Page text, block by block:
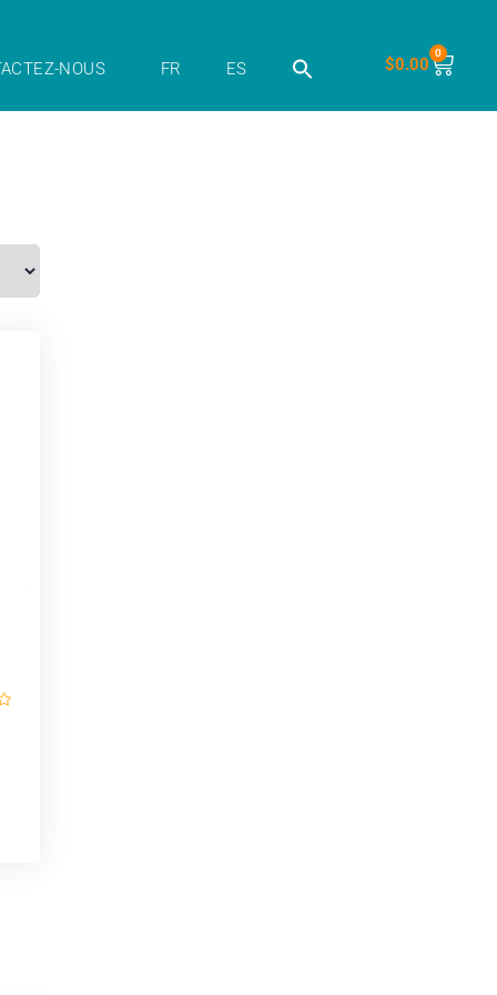
NOUS FR ES $0.00
0